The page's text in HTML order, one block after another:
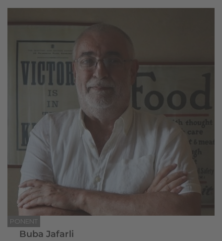
PONENT
Buba Jafarli